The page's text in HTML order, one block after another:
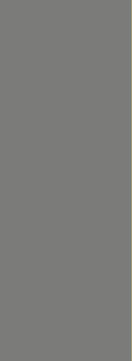
hofmahlitzsch
www.facebook.com/